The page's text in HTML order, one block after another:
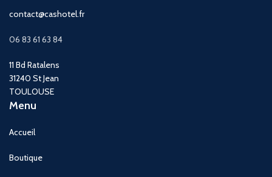
contact@cashotel.fr
06 83 61 63 84
11 Bd Ratalens
31240 St Jean
TOULOUSE
Menu
Accueil
Boutique